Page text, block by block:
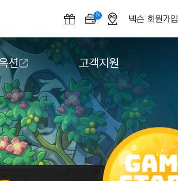
N OFF넥슨 회원가입
션
션
고객지원
다운로드
도움말/1:1문의
버그악용/불법프로그램 신고
게임 접근성